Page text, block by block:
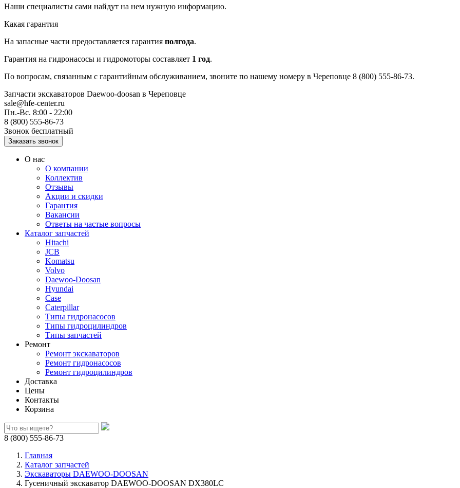
Наши специалисты сами найдут на нем нужную информацию.
Какая гарантия
На запасные части предоставляется гарантия полгода.
Гарантия на гидронасосы и гидромоторы составляет 1 год.
По вопросам, связанным с гарантийным обслуживанием, звоните по нашему номеру в Череповце 8 (800) 555-86-73.
Запчасти экскаваторов Daewoo-doosan в Череповце
sale@hfe-center.ru
Пн.-Вс. 8:00 - 22:00
8 (800) 555-86-73
Звонок бесплатный
О нас
О компании
Коллектив
Отзывы
Акции и скидки
Гарантия
Вакансии
Ответы на частые вопросы
Каталог запчастей
Hitachi
JCB
Komatsu
Volvo
Daewoo-Doosan
Hyundai
Case
Caterpillar
Типы гидронасосов
Типы гидроцилиндров
Типы запчастей
Ремонт
Ремонт экскаваторов
Ремонт гидронасосов
Ремонт гидроцилиндров
Доставка
Цены
Контакты
Корзина
8 (800) 555-86-73
Главная
Каталог запчастей
Экскаваторы DAEWOO-DOOSAN
Гусеничный экскаватор DAEWOO-DOOSAN DX380LC